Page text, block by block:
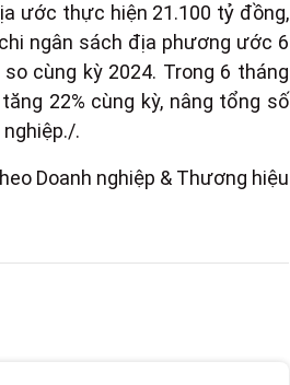
ước thực hiện 21.100 tỷ đồng,
ngân sách địa phương ước 6
cùng kỳ 2024. Trong 6 tháng
22% cùng kỳ, nâng tổng số
.
Doanh nghiệp & Thương hiệu